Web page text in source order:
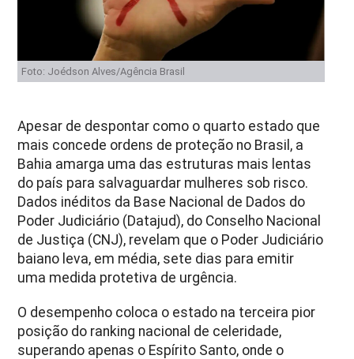
Foto: Joédson Alves/Agência Brasil
Apesar de despontar como o quarto estado que
mais concede ordens de proteção no Brasil, a
Bahia amarga uma das estruturas mais lentas
do país para salvaguardar mulheres sob risco.
Dados inéditos da Base Nacional de Dados do
Poder Judiciário (Datajud), do Conselho Nacional
de Justiça (CNJ), revelam que o Poder Judiciário
baiano leva, em média, sete dias para emitir
uma medida protetiva de urgência.
O desempenho coloca o estado na terceira pior
posição do ranking nacional de celeridade,
superando apenas o Espírito Santo, onde o